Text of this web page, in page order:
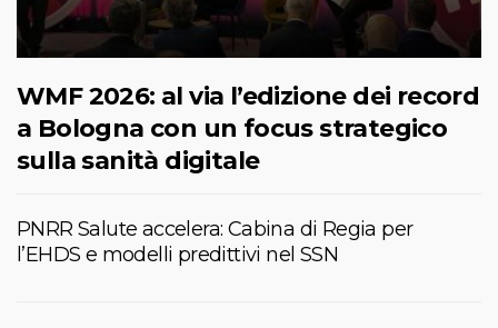
WMF 2026: al via l’edizione dei record
a Bologna con un focus strategico
sulla sanità digitale
PNRR Salute accelera: Cabina di Regia per
l’EHDS e modelli predittivi nel SSN